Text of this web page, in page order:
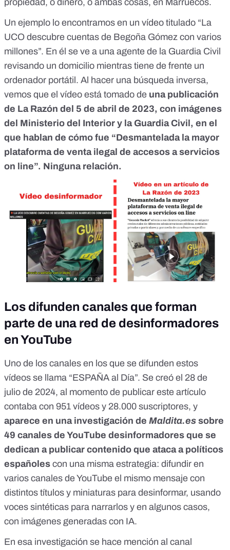
propiedad, o dinero, o ambas cosas, en Marruecos.
Un ejemplo lo encontramos en un vídeo titulado “La
UCO descubre cuentas de Begoña Gómez con varios
millones”. En él se ve a una agente de la Guardia Civil
revisando un domicilio mientras tiene de frente un
ordenador portátil. Al hacer una búsqueda inversa,
vemos que el vídeo está tomado de una publicación
de La Razón del 5 de abril de 2023, con imágenes
del Ministerio del Interior y la Guardia Civil, en el
que hablan de cómo fue “Desmantelada la mayor
plataforma de venta ilegal de accesos a servicios
on line”. Ninguna relación.
Los difunden canales que forman
parte de una red de desinformadores
en YouTube
Uno de los canales en los que se difunden estos
vídeos se llama “ESPAÑA al Día”. Se creó el 28 de
julio de 2024, al momento de publicar este artículo
contaba con 951 vídeos y 28.000 suscriptores, y
aparece en una investigación de Maldita.es sobre
49 canales de YouTube desinformadores que se
dedican a publicar contenido que ataca a políticos
españoles con una misma estrategia: difundir en
varios canales de YouTube el mismo mensaje con
distintos títulos y miniaturas para desinformar, usando
voces sintéticas para narrarlos y en algunos casos,
con imágenes generadas con IA.
En esa investigación se hace mención al canal